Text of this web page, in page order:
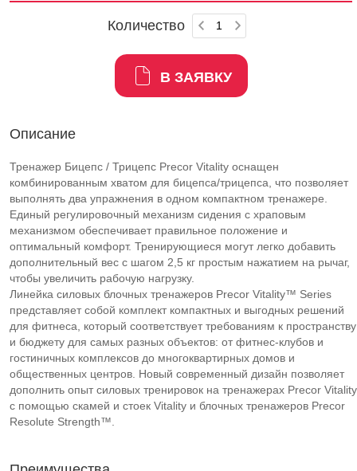
Количество
В ЗАЯВКУ
Описание
Тренажер Бицепс / Трицепс Precor Vitality оснащен
комбинированным хватом для бицепса/трицепса, что позволяет
выполнять два упражнения в одном компактном тренажере.
Единый регулировочный механизм сидения с храповым
механизмом обеспечивает правильное положение и
оптимальный комфорт. Тренирующиеся могут легко добавить
дополнительный вес с шагом 2,5 кг простым нажатием на рычаг,
чтобы увеличить рабочую нагрузку.
Линейка силовых блочных тренажеров Precor Vitality™ Series
представляет собой комплект компактных и выгодных решений
для фитнеса, который соответствует требованиям к пространству
и бюджету для самых разных объектов: от фитнес-клубов и
гостиничных комплексов до многоквартирных домов и
общественных центров. Новый современный дизайн позволяет
дополнить опыт силовых тренировок на тренажерах Precor Vitality
с помощью скамей и стоек Vitality и блочных тренажеров Precor
Resolute Strength™.